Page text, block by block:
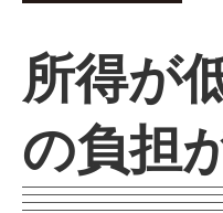
所得が
の負担